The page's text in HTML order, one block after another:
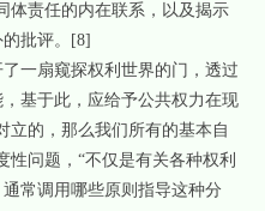
体责任的内在联系，以及揭示
批评。
[8]
一扇窥探权利世界的门，透过
基于此，应给予公共权力在现
立的，那么我们所有的基本自
问题，“不仅是有关各种权利
常调用哪些原则指导这种分